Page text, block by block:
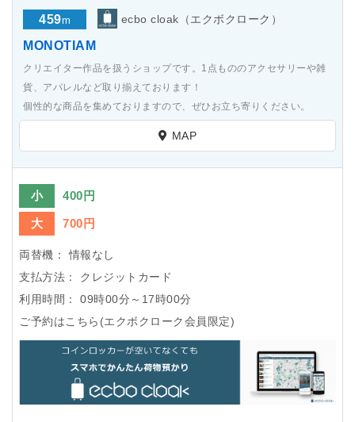
459m ecbo cloak（エクボクローク）
MONOTIAM
クリエイター作品を扱うショップです。1点もののアクセサリーや雑
貨、アパレルなど取り揃えております！
個性的な商品を集めておりますので、ぜひお立ち寄りください。
MAP
小 400円
大 700円
両替機：
情報なし
支払方法：
クレジットカード
利用時間：
09時00分～17時00分
ご予約はこちら(エクボクローク会員限定)